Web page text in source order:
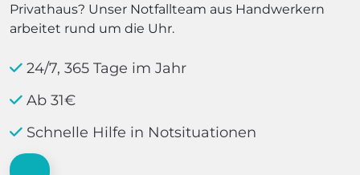
Privathaus? Unser Notfallteam aus Handwerkern
arbeitet rund um die Uhr.
24/7, 365 Tage im Jahr
Ab 31€
Schnelle Hilfe in Notsituationen